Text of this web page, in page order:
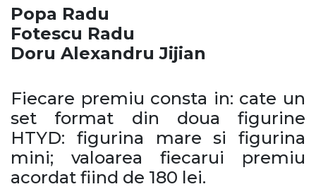
Popa Radu
Fotescu Radu
Doru Alexandru Jijian
Fiecare premiu consta in: cate un
set format din doua figurine
HTYD: figurina mare si figurina
mini; valoarea fiecarui premiu
acordat fiind de 180 lei.